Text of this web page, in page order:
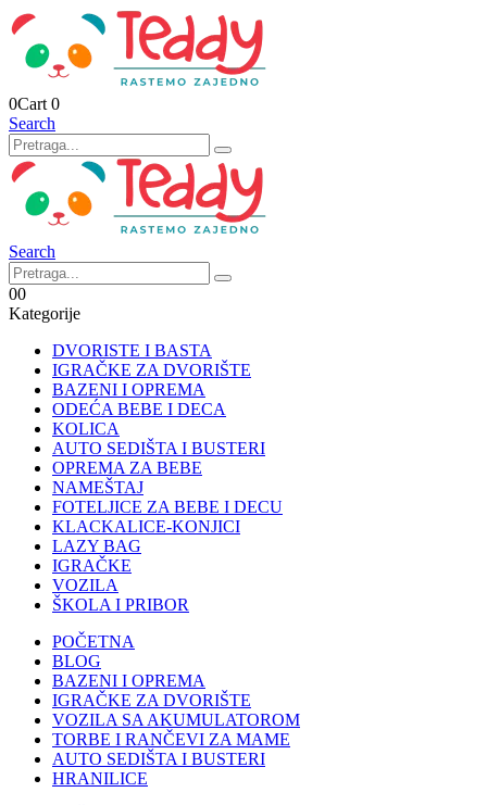
0Cart 0
Search
Search
00
Kategorije
DVORISTE I BASTA
IGRAČKE ZA DVORIŠTE
BAZENI I OPREMA
ODEĆA BEBE I DECA
KOLICA
AUTO SEDIŠTA I BUSTERI
OPREMA ZA BEBE
NAMEŠTAJ
FOTELJICE ZA BEBE I DECU
KLACKALICE-KONJICI
LAZY BAG
IGRAČKE
VOZILA
ŠKOLA I PRIBOR
POČETNA
BLOG
BAZENI I OPREMA
IGRAČKE ZA DVORIŠTE
VOZILA SA AKUMULATOROM
TORBE I RANČEVI ZA MAME
AUTO SEDIŠTA I BUSTERI
HRANILICE